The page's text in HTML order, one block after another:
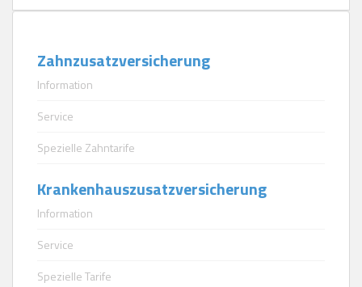
Zahnzusatzversicherung
Information
Service
Spezielle Zahntarife
Krankenhauszusatzversicherung
Information
Service
Spezielle Tarife